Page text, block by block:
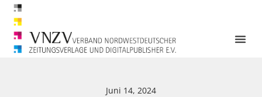
Juni 14, 2024